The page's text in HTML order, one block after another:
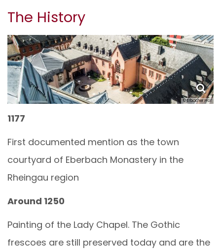
The History
© Erbacher Hof
1177
First documented mention as the town
courtyard of Eberbach Monastery in the
Rheingau region
Around 1250
Painting of the Lady Chapel. The Gothic
frescoes are still preserved today and are the